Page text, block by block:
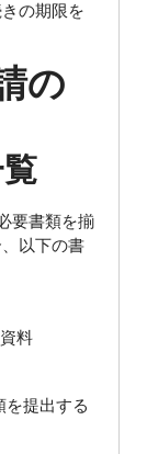
の期限を
の
要書類を揃
以下の書
料
提出する